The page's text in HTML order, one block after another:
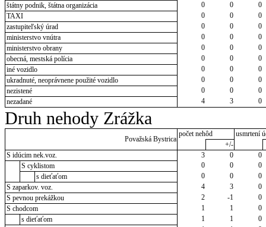
štátny podnik, štátna organizácia
0 0
0
TAXI
0 0
0
zastupiteľský úrad
0 0
0
ministerstvo vnútra
0 0
0
ministerstvo obrany
0 0
0
obecná, mestská polícia
0 0
0
iné vozidlo
0 0
0
ukradnuté, neoprávnene použité vozidlo
0 0
0
nezistené
0 0
0
nezadané
4 3 0
Druh nehody Zrážka
Považská Bystrica
počet nehôd
usmrtení
+/-
S idúcim nek.voz.
3 0
0
S cyklistom
0 0
0
s dieťaťom
0 0
0
S zaparkov. voz.
4 3
0
S pevnou prekážkou
2 -1
0
S chodcom
1 1
0
s dieťaťom
1 1
0